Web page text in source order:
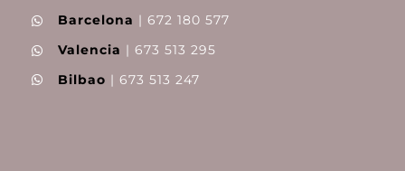
Barcelona | 672 180 577
Valencia | 673 513 295
Bilbao | 673 513 247